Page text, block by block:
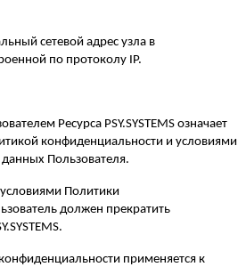
сетевой адрес узла в
по протоколу IP.
Ресурса PSY.SYSTEMS означает
конфиденциальности и условиями
Пользователя.
условиями Политики
должен прекратить
применяется к